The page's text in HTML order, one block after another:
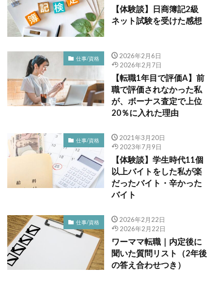
【体験談】日商簿記2級
ネット試験を受けた感想
仕事/資格
2026年2月6日
2026年2月7日
【転職1年目で評価A】前
職で評価されなかった私
が、ボーナス査定で上位
20％に入れた理由
仕事/資格
2021年3月20日
2023年7月9日
【体験談】学生時代11個
以上バイトをした私が楽
だったバイト・辛かった
バイト
仕事/資格
2026年2月22日
2026年2月22日
ワーママ転職｜内定後に
聞いた質問リスト（2年後
の答え合わせつき）